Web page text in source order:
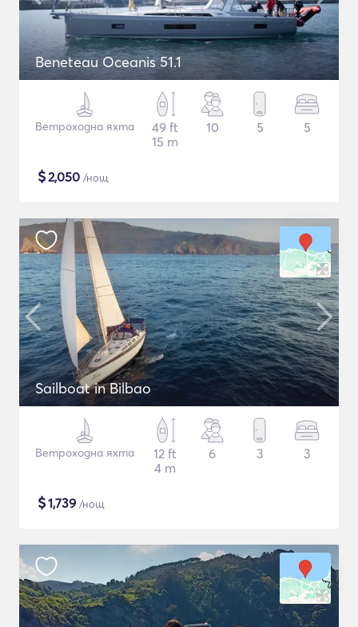
Beneteau Oceanis 51.1
Ветроходна яхта
49 ft
15 m
10 5 5
$2,050 /нощ
Sailboat in Bilbao
Ветроходна яхта
12 ft
4 m
6 3 3
$1,739 /нощ